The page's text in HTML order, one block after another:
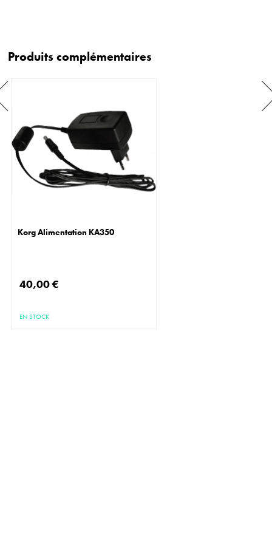
Produits complémentaires
Korg Alimentation KA350
40,00 €
EN STOCK